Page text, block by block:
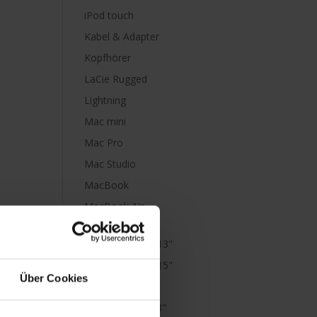
Über Cookies
iPod touch
Kabel & Adapter
Kopfhörer
LaCie Rugged
Lightning
Mac mini
Mac Pro
Mac Studio
MacBook
MacBook Air
M1
MacBook Air 13"
MacBook Air 15"
MacBook Neo
MacBook Pro 13"